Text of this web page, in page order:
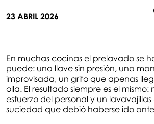
23 ABRIL 2026
En muchas cocinas el prelavado se
puede: una llave sin presión, una
improvisada, un grifo que apenas
olla. El resultado siempre es el mismo:
esfuerzo del personal y un
suciedad que debió haberse ido